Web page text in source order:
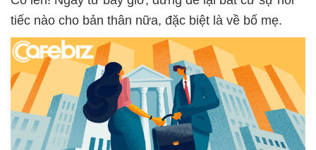
tiếc nào cho bản thân nữa, đặc biệt là về bố mẹ.